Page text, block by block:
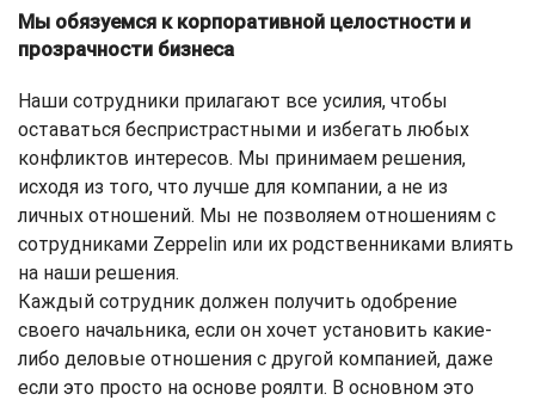
Мы обязуемся к корпоративной целостности и
прозрачности бизнеса
Наши сотрудники прилагают все усилия, чтобы
оставаться беспристрастными и избегать любых
конфликтов интересов. Мы принимаем решения,
исходя из того, что лучше для компании, а не из
личных отношений. Мы не позволяем отношениям с
сотрудниками Zeppelin или их родственниками влиять
на наши решения.
Каждый сотрудник должен получить одобрение
своего начальника, если он хочет установить какие-
либо деловые отношения с другой компанией, даже
если это просто на основе роялти. В основном это